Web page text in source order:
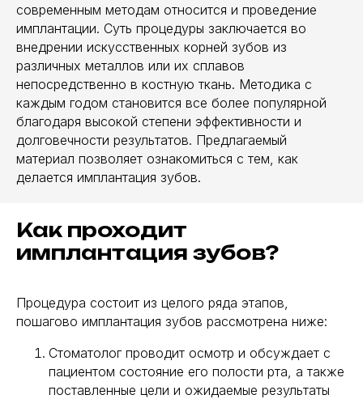
современным методам относится и проведение
имплантации. Суть процедуры заключается во
внедрении искусственных корней зубов из
различных металлов или их сплавов
непосредственно в костную ткань. Методика с
каждым годом становится все более популярной
благодаря высокой степени эффективности и
долговечности результатов. Предлагаемый
материал позволяет ознакомиться с тем, как
делается имплантация зубов.
Как проходит
имплантация зубов?
Процедура состоит из целого ряда этапов,
пошагово имплантация зубов рассмотрена ниже:
Стоматолог проводит осмотр и обсуждает с
пациентом состояние его полости рта, а также
поставленные цели и ожидаемые результаты